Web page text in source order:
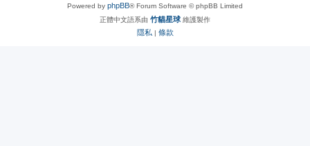
Powered by phpBB® Forum Software © phpBB Limited
正體中文語系由 竹貓星球 維護製作
隱私 | 條款